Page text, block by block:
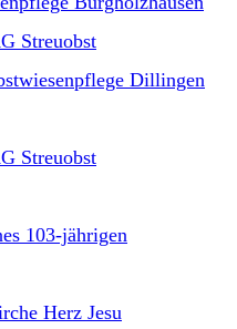
Streuobst
Dillingen
Streuobst
103-jährigen
Herz Jesu